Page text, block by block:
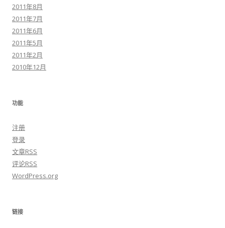
2011年8月
2011年7月
2011年6月
2011年5月
2011年2月
2010年12月
功能
注册
登录
文章RSS
评论RSS
WordPress.org
链接